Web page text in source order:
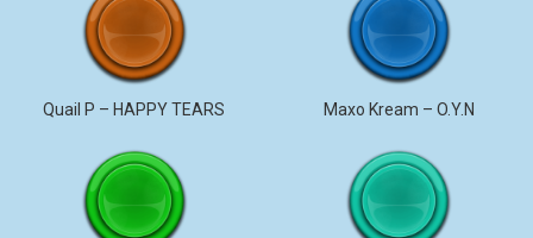
Quail P – HAPPY TEARS Maxo Kream – O.Y.N